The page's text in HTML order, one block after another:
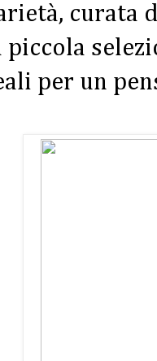
curata
piccola
per un